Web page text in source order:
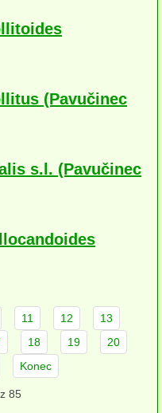
(Pavučinec
s.l. (Pavučinec
11 12
13
18 19
20
Konec
85